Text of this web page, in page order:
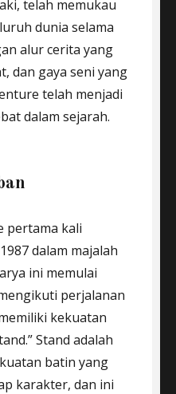
telah memukau
dunia selama
alur cerita yang
dan gaya seni yang
telah menjadi
dalam sejarah.
pertama kali
dalam majalah
ini memulai
perjalanan
kekuatan
Stand adalah
batin yang
karakter, dan ini